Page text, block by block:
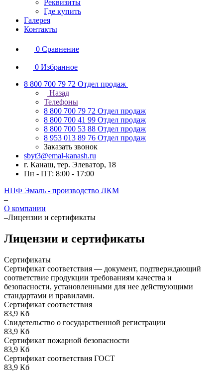
Реквизиты
Где купить
Галерея
Контакты
0 Сравнение
0 Избранное
8 800 700 79 72 Отдел продаж
Назад
Телефоны
8 800 700 79 72 Отдел продаж
8 800 700 41 99 Отдел продаж
8 800 700 53 88 Отдел продаж
8 953 013 89 76 Отдел продаж
Заказать звонок
sbyt3@emal-kanash.ru
г. Канаш, тер. Элеватор, 18
Пн - ПТ: 8:00 - 17:00
НПФ Эмаль - производство ЛКМ
–
О компании
–Лицензии и сертификаты
Лицензии и сертификаты
Сертификаты
Сертификат соответствия — документ, подтверждающий
соответствие продукции требованиям качества и
безопасности, установленными для нее действующими
стандартами и правилами.
Сертификат соответствия
83,9 Кб
Свидетельство о государственной регистрации
83,9 Кб
Сертификат пожарной безопасности
83,9 Кб
Сертификат соответствия ГОСТ
83,9 Кб